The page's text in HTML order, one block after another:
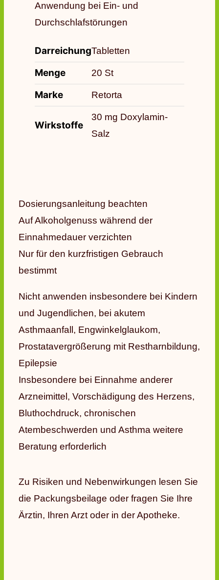
Anwendung bei Ein- und
Durchschlafstörungen
DarreichungTabletten
Menge 20 St
Marke Retorta
Wirkstoffe
30 mg Doxylamin-
Salz
Dosierungsanleitung beachten
Auf Alkoholgenuss während der
Einnahmedauer verzichten
Nur für den kurzfristigen Gebrauch
bestimmt
Nicht anwenden insbesondere bei Kindern
und Jugendlichen, bei akutem
Asthmaanfall, Engwinkelglaukom,
Prostatavergrößerung mit Restharnbildung,
Epilepsie
Insbesondere bei Einnahme anderer
Arzneimittel, Vorschädigung des Herzens,
Bluthochdruck, chronischen
Atembeschwerden und Asthma weitere
Beratung erforderlich
Zu Risiken und Nebenwirkungen lesen Sie
die Packungsbeilage oder fragen Sie Ihre
Ärztin, Ihren Arzt oder in der Apotheke.